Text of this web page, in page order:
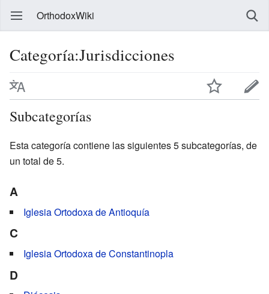
OrthodoxWiki
Categoría:Jurisdicciones
Subcategorías
Esta categoría contiene las siguientes 5 subcategorías, de
un total de 5.
A
Iglesia Ortodoxa de Antioquía
C
Iglesia Ortodoxa de Constantinopla
D